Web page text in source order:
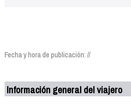
Fecha y hora de publicación: //
Información general del viajero